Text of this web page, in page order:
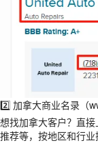
2️⃣ 加拿大商业名录（
想找加拿大客户？直接
推荐等，按地区和行业